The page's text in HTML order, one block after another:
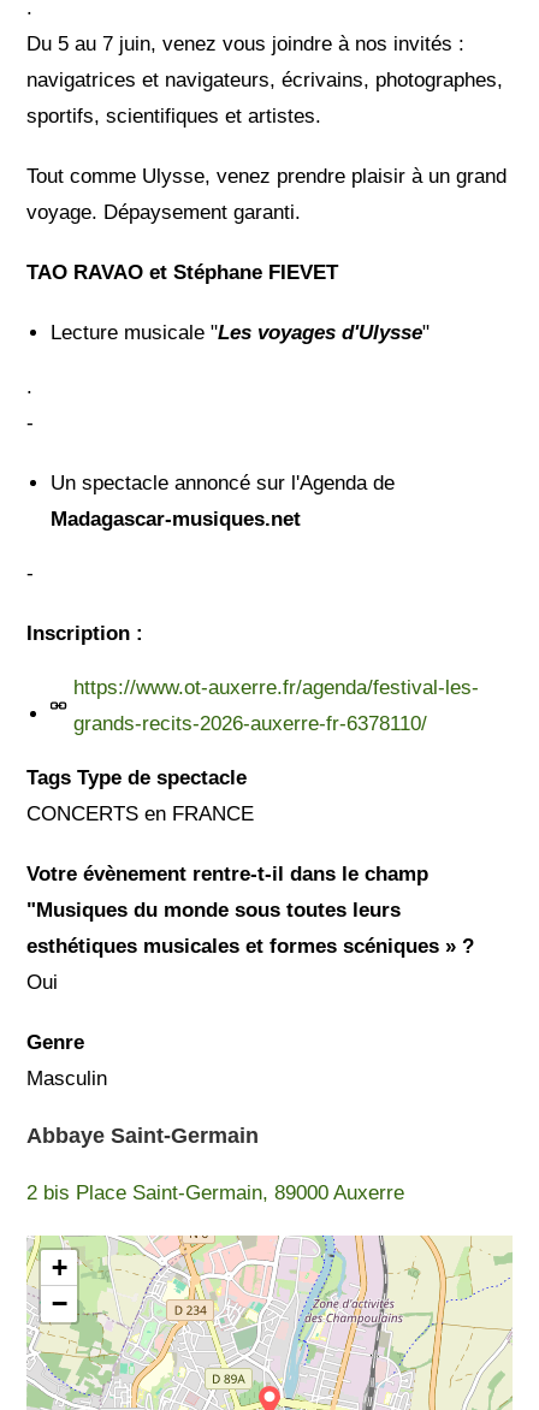
.
Du 5 au 7 juin, venez vous joindre à nos invités :
navigatrices et navigateurs, écrivains, photographes,
sportifs, scientifiques et artistes.
Tout comme Ulysse, venez prendre plaisir à un grand
voyage. Dépaysement garanti.
TAO RAVAO et Stéphane FIEVET
Lecture musicale "Les voyages d'Ulysse"
.
-
Un spectacle annoncé sur l'Agenda de
Madagascar-musiques.net
-
Inscription :
https://www.ot-auxerre.fr/agenda/festival-les-
grands-recits-2026-auxerre-fr-6378110/
Tags Type de spectacle
CONCERTS en FRANCE
Votre évènement rentre-t-il dans le champ
"Musiques du monde sous toutes leurs
esthétiques musicales et formes scéniques » ?
Oui
Genre
Masculin
Abbaye Saint-Germain
2 bis Place Saint-Germain, 89000 Auxerre
+
−